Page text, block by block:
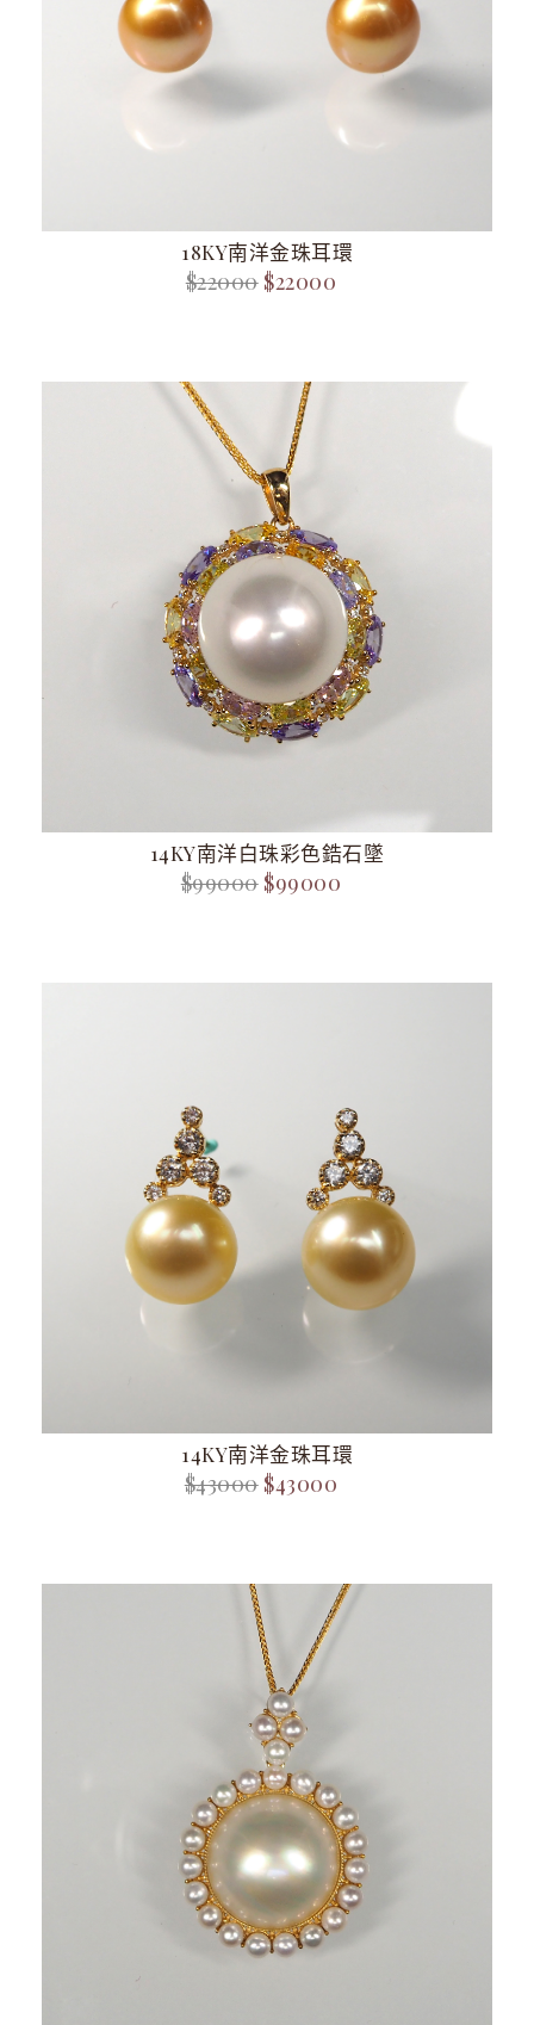
18KY南洋金珠耳環
$22000 $22000
14KY南洋白珠彩色鋯石墜
$99000 $99000
14KY南洋金珠耳環
$43000 $43000